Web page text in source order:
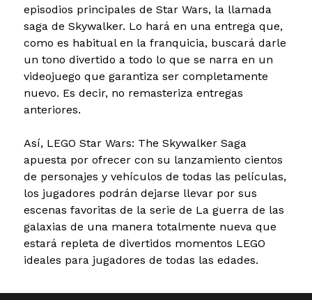
episodios principales de Star Wars, la llamada
saga de Skywalker. Lo hará en una entrega que,
como es habitual en la franquicia, buscará darle
un tono divertido a todo lo que se narra en un
videojuego que garantiza ser completamente
nuevo. Es decir, no remasteriza entregas
anteriores.
Así, LEGO Star Wars: The Skywalker Saga
apuesta por ofrecer con su lanzamiento cientos
de personajes y vehículos de todas las películas,
los jugadores podrán dejarse llevar por sus
escenas favoritas de la serie de La guerra de las
galaxias de una manera totalmente nueva que
estará repleta de divertidos momentos LEGO
ideales para jugadores de todas las edades.